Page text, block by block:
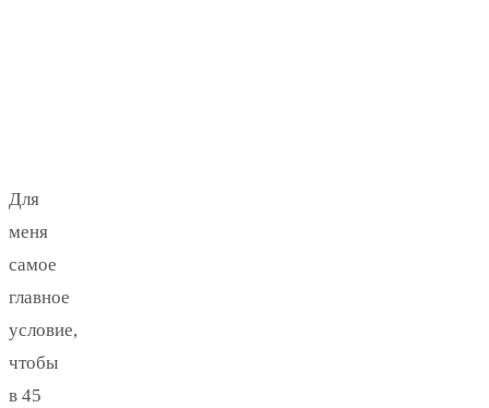
Для
меня
самое
главное
условие,
чтобы
в 45